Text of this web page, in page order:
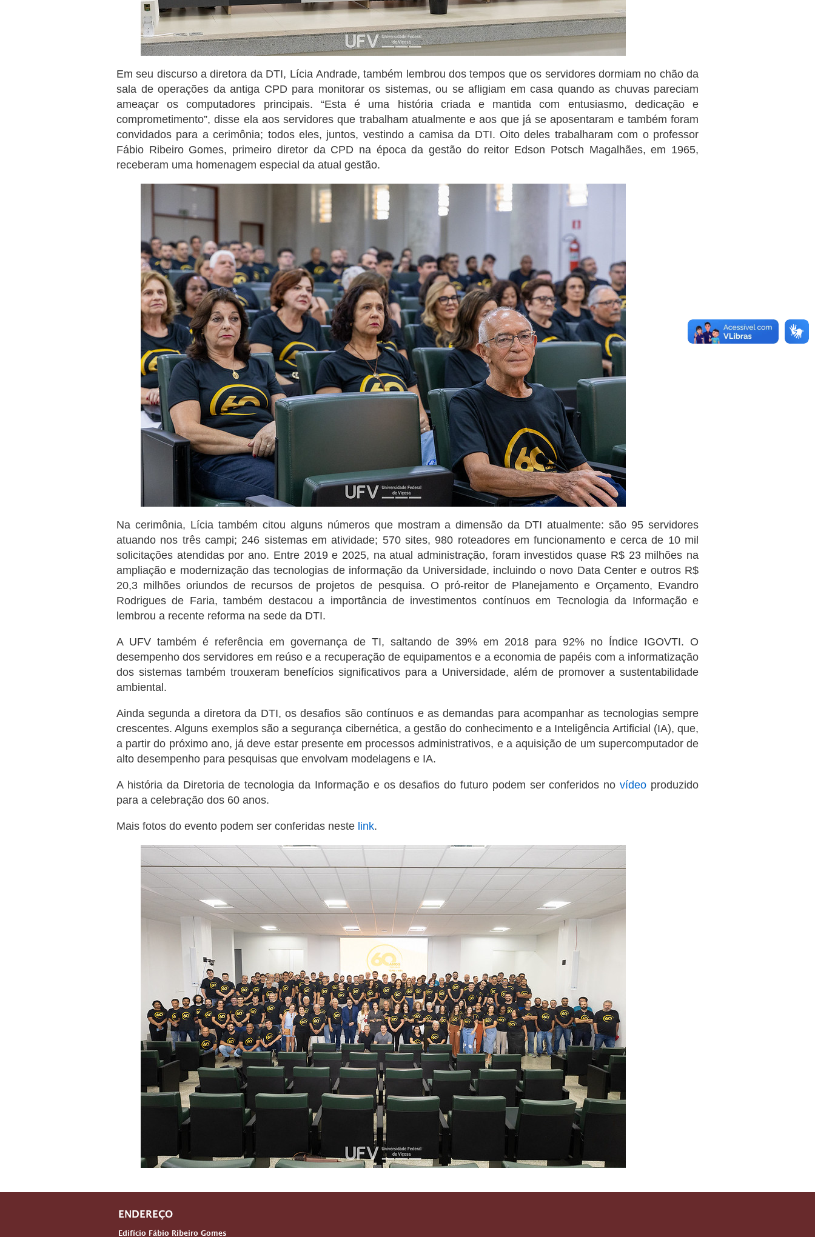
Em seu discurso a diretora da DTI, Lícia Andrade, também lembrou dos tempos que os servidores dormiam no chão da
sala de operações da antiga CPD para monitorar os sistemas, ou se afligiam em casa quando as chuvas pareciam
ameaçar os computadores principais. “Esta é uma história criada e mantida com entusiasmo, dedicação e
comprometimento”, disse ela aos servidores que trabalham atualmente e aos que já se aposentaram e também foram
convidados para a cerimônia; todos eles, juntos, vestindo a camisa da DTI. Oito deles trabalharam com o professor
Fábio Ribeiro Gomes, primeiro diretor da CPD na época da gestão do reitor Edson Potsch Magalhães, em 1965,
receberam uma homenagem especial da atual gestão.
Na cerimônia, Lícia também citou alguns números que mostram a dimensão da DTI atualmente: são 95 servidores
atuando nos três campi; 246 sistemas em atividade; 570 sites, 980 roteadores em funcionamento e cerca de 10 mil
solicitações atendidas por ano. Entre 2019 e 2025, na atual administração, foram investidos quase R$ 23 milhões na
ampliação e modernização das tecnologias de informação da Universidade, incluindo o novo Data Center e outros R$
20,3 milhões oriundos de recursos de projetos de pesquisa. O pró-reitor de Planejamento e Orçamento, Evandro
Rodrigues de Faria, também destacou a importância de investimentos contínuos em Tecnologia da Informação e
lembrou a recente reforma na sede da DTI.
A UFV também é referência em governança de TI, saltando de 39% em 2018 para 92% no Índice IGOVTI. O
desempenho dos servidores em reúso e a recuperação de equipamentos e a economia de papéis com a informatização
dos sistemas também trouxeram benefícios significativos para a Universidade, além de promover a sustentabilidade
ambiental.
Ainda segunda a diretora da DTI, os desafios são contínuos e as demandas para acompanhar as tecnologias sempre
crescentes. Alguns exemplos são a segurança cibernética, a gestão do conhecimento e a Inteligência Artificial (IA), que,
a partir do próximo ano, já deve estar presente em processos administrativos, e a aquisição de um supercomputador de
alto desempenho para pesquisas que envolvam modelagens e IA.
A história da Diretoria de tecnologia da Informação e os desafios do futuro podem ser conferidos novídeo produzido
para a celebração dos 60 anos.
Mais fotos do evento podem ser conferidas neste link.
ENDEREÇO